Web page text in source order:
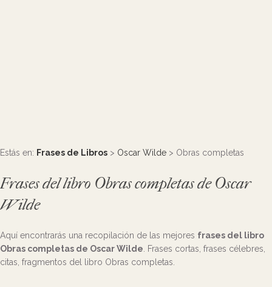
Estás en: Frases de Libros > Oscar Wilde > Obras completas
Frases del libro Obras completas de Oscar
Wilde
Aquí encontrarás una recopilación de las mejores frases del libro
Obras completas de Oscar Wilde . Frases cortas, frases célebres,
citas, fragmentos del libro Obras completas.